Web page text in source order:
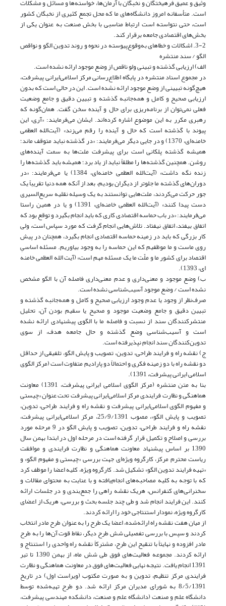
وثیق و عمیق فرهیختگان و نخبگان با آرمان‌ها، خواسته‌ها و مسائل و مشکلات
است. متأسفانه امروز دانشگاه‌های ما که محل تجمع کثیری از نخبگان کشور
است، حتی نتواسته است ارتباط‌ مناسبی با بخش صنعت به عنوان یکی از
بخش‌های اقتصادی جامعه برقرار کند.
3-2. اشکالات و خطاهای به‌وقوع‌پیوسته در نحوه و روند تدوین الگو و نواقص
الگو / سند منتشره
الف) ارزیابی گذشته و تبینی ولو ناقص از وضع موجود ارائه نشده است.
در مجموع اسناد منتشره در پایگاه اطلاع‌رسانی مرکز اسلامی‌ایرانی پیشرفت،
هیچ‌گونه تبیینی از وضع موجود ارائه نشده است. این در حالی است که بدون
ارزیابی صحیح و کامل و همه‌جانبه گذشته و تبیین دقیق و جامع وضعیت
فعلی نمی‌توان از برنامه‌ریزی برای حال و آینده سخن گفت. همان‌گونه که
رهبری مکرر به این موضوع اشاره کرده‌اند. ایشان می‌فرمایند: «آری، این
پیوند با گذشته است که حال و آینده را رقم می‌زند» (آیت‌الله العظمی
خامنه‌ای، 1370) و در جایی دیگر می‌فرمایند: «در گذشته نباید متوقف ماند؛
همیشه گذشته پلکانی است برای پیشرفت ملت‌ها به سمت آینده‌های
روشن. همچنین گذشته‌ها را مطلقاً نباید از یاد برد؛ همیشه باید گذشته‌ها را
زنده نگه داشت» (آیت‌الله العظمی خامنه‌ای، 1384) یا می‌فرمایند: «در
دوران‌های گذشته ما جلوتر از دیگران بودیم، بعد از آنکه همه‌ دنیا تقریباً یک
جور حرکت می‌کردند، ملت‌هایی توانستند به یک وسیله‌ نقلیه‌ سریع‌السیری
دست پیدا کنند» (آیت‌الله العظمی خامنه‌ای، 1391) و یا در همین راستا
می‌فرمایند: «در باب حماسه‌ اقتصادی کاری که باید انجام بگیرد و توقع بود که
اتفاق بیفتد، اتفاق نیفتاد. تلاش‌هایی انجام گرفت که مورد سپاس است، ولی
کار بزرگی که باید در زمینه حماسه‌ اقتصادی انجام بگیرد، همچنان در پیش
روی ماست و ما موظفیم که این حماسه را به وجود بیاوریم. مسئله اساسیِ
اقتصاد برای کشور ما و ملّت ما یک مسئله مهم است» (آیت الله العظمی خامنه
ای، 1393).
ب) وضع موجود و معنی‌داری و عدم معنی‌داری فاصله آن با الگو مشخص
نشده است / وضع موجود آسیب‌شناسی نشده است.
صرف‌نظر از وجود یا عدم وجود ارزیابی صحیح و کامل و همه‌جانبه گذشته و
تبیین دقیق و جامع وضعیت موجود و صحیح یا سقیم بودن آن، تحلیل
منتشر‌کنندگان سند از نسبت و فاصله ما با الگوی پیشنهادی ارائه نشده
است و آسیب‌شناسی وضع گذشته و حال جامعه هدف، از سوی
تدوین‌کنندگان سند انجام نپذیرفته است.
ج) نقشه راه و فرایند طراحی، تدوین، تصویب و پایش الگو، تلفیقی از حداقل
دو نقشه راه با دو زمینه فکری و احتمالاً دو پارادیم متفاوت است (مرکز الگوی
اسلامی ‌ایرانی پیشرفت، 1391).
بنا به متن منتشره (مرکز الگوی اسلامی ‌ایرانی پیشرفت، 1391) معاونت
هماهنگی و نظارت فرایندی مرکز اسلامی‌ایرانی پیشرفت‌ تحت عنوان «چیستی
و مفهوم الگوی اسلامی‌ایرانی پیشرفت و نقشه راه و فرایند طراحی، تدوین،
تصویب و پایش الگو»، مصوب 25/9/1391، مرکز اسلامی‌ایرانی پیشرفت،
نقشه راه و فرایند طراحی، تدوین، تصویب و پایش الگو در 9 مرحله مورد
بررسی و اصلاح و تکمیل قرار گرفته است در مرحله اول در ابتدا بهمن سال
1390 بر اساس پیشنهاد معاونت هماهنگی و نظارت فرایندی و موافقت
ریاست محترم مرکز، کارگروه ویژه‌ای جهت بررسی «چیستی و مفهوم الگو» و
«تهیه فرایند تدوین الگو» تشکیل شد. کارگروه ویژه، کلیه اعضا را موظف کرد
که با توجه به کلیه مصاحبه‌های انجام‌یافته و با عنایت به محتوای مقالات و
سخنرانی‌های کنفرانس، هریک نقشه راهی را جمع‌بندی و در جلسات ارائه
کنند. این فرایند انجام شد و طی چند جلسه بحث و بررسی، هریک از اعضای
کارگروه ویژه، نمودار استنتاجی خود را ارائه کردند.
از میان هفت نقشه راه ارائه‌شده، اعضا یک طرح را به ‌عنوان طرح مادر انتخاب
کردند و سپس با بررسی تفصیلی شش طرح دیگر، نقاط قوت آن‌ها را به طرح
مادر افزوده و نهایتاً با تنقیح این طرح، مشترکاً نقشه راه واحدی را استنتاج و
ارائه کردند. مجموعه فعالیت‌های فوق طی شش ماه، از بهمن 1390 تا تیر
1391 انجام یافت. نتیجه نهایی فعالیت‌های فوق در معاونت هماهنگی و نظارت
فرایندی مرکز تنظیم، تدوین و به ‌صورت مکتوب (ویراست اول) در تاریخ
8/5/1391 به شورای مدیران مرکز ارائه شد. دو طرح تهیه‌شده توسط
دانشگاه علم و صنعت (دانشگاه علم و صنعت، دانشکده مهندسی پیشرفت،